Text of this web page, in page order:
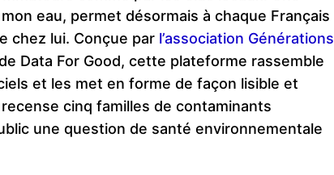
eau, permet désormais à chaque Français
chez lui. Conçue par l’association Générations
Data For Good, cette plateforme rassemble
et les met en forme de façon lisible et
recense cinq familles de contaminants
une question de santé environnementale